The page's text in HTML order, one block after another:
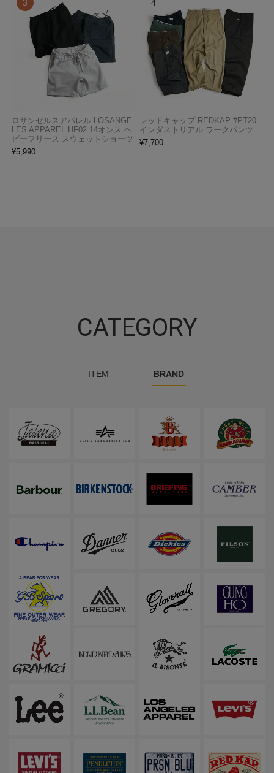
ロサンゼルスアパレル LOSANGE
LES APPAREL HF02 14オンス ヘ
ビーフリース スウェットショーツ
¥5,990
レッドキャップ REDKAP #PT20
インダストリアル ワークパンツ
¥7,700
CATEGORY
ITEM BRAND